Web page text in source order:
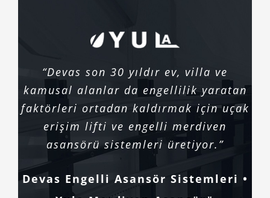
“Devas son 30 yıldır ev, villa ve
kamusal alanlar da engellilik yaratan
faktörleri ortadan kaldırmak için uçak
erişim lifti ve engelli merdiven
asansörü sistemleri üretiyor.”
Devas Engelli Asansör Sistemleri •